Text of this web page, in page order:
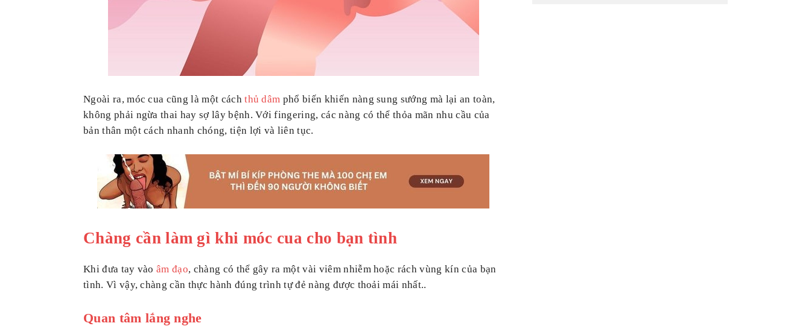
Ngoài ra, móc cua cũng là một cáchthủ dâm phổ biến khiến nàng sung sướng mà lại an toàn,
không phải ngừa thai hay sợ lây bệnh. Với fingering, các nàng có thể thỏa mãn nhu cầu của
bản thân một cách nhanh chóng, tiện lợi và liên tục.
Chàng cần làm gì khi móc cua cho bạn tình
Khi đưa tay vàoâm đạo, chàng có thể gây ra một vài viêm nhiễm hoặc rách vùng kín của bạn
tình. Vì vậy, chàng cần thực hành đúng trình tự đẻ nàng được thoải mái nhất..
Quan tâm lắng nghe